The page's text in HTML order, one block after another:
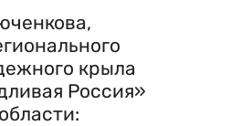
крыла
Россия»